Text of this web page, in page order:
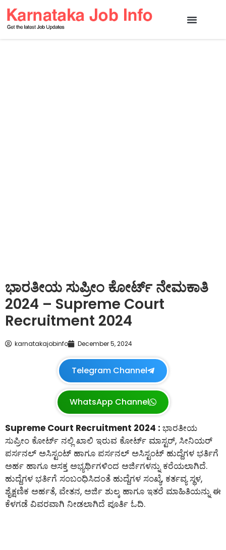
ಭಾರತೀಯ ಸುಪ್ರೀಂ ಕೋರ್ಟ್ ನೇಮಕಾತಿ
2024 – Supreme Court
Recruitment 2024
karnatakajobinfo December 5, 2024
Telegram Channel
WhatsApp Channel
Supreme Court Recruitment 2024 : ಭಾರತೀಯ
ಸುಪ್ರೀಂ ಕೋರ್ಟ್ ನಲ್ಲಿ ಖಾಲಿ ಇರುವ ಕೋರ್ಟ್ ಮಾಸ್ಟರ್, ಸೀನಿಯರ್
ಪರ್ಸನಲ್ ಅಸಿಸ್ಟಂಟ್ ಹಾಗೂ ಪರ್ಸನಲ್ ಅಸಿಸ್ಟಂಟ್ ಹುದ್ದೆಗಳ ಭರ್ತಿಗೆ
ಅರ್ಹ ಹಾಗೂ ಆಸಕ್ತ ಅಭ್ಯರ್ಥಿಗಳಿಂದ ಅರ್ಜಿಗಳನ್ನು ಕರೆಯಲಾಗಿದೆ.
ಹುದ್ದೆಗಳ ಭರ್ತಿಗೆ ಸಂಬಂಧಿಸಿದಂತೆ ಹುದ್ದೆಗಳ ಸಂಖ್ಯೆ, ಕರ್ತವ್ಯ ಸ್ಥಳ,
ಶೈಕ್ಷಣಿಕ ಅರ್ಹತೆ, ವೇತನ, ಅರ್ಜಿ ಶುಲ್ಕ ಹಾಗೂ ಇತರೆ ಮಾಹಿತಿಯನ್ನು ಈ
ಕೆಳಗಡೆ ವಿವರವಾಗಿ ನೀಡಲಾಗಿದೆ ಪೂರ್ತಿ ಓದಿ.